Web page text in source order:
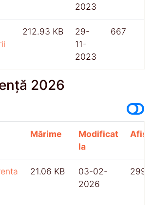
2023
212.93 KB
29-
11-
2023
667
2026
Mărime
Modificat
la
21.06 KB
03-02-
2026
299